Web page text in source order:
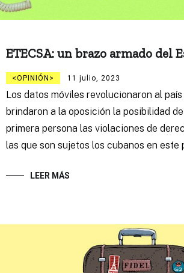
ETECSA: un brazo armado del
OPINIÓN 11 julio, 2023
Los datos móviles revolucionaron al
brindaron a la oposición la posibilidad
primera persona las violaciones de
las que son sujetos los cubanos en este
LEER MÁS